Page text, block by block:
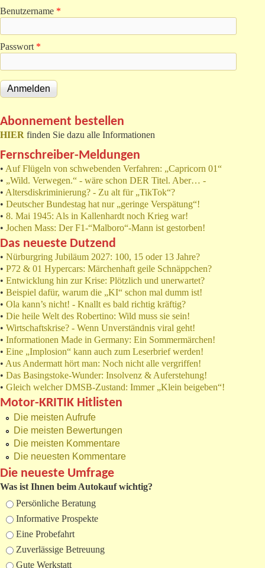
Benutzername *
Passwort *
Abonnement bestellen
HIER finden Sie dazu alle Informationen
Fernschreiber-Meldungen
• Auf Flügeln von schwebenden Verfahren: „Capricorn 01“
• „Wild. Verwegen.“ - wäre schon DER Titel. Aber… -
• Altersdiskriminierung? - Zu alt für „TikTok“?
• Deutscher Bundestag hat nur „geringe Verspätung“!
• 8. Mai 1945: Als in Kallenhardt noch Krieg war!
• Jochen Mass: Der F1-“Malboro“-Mann ist gestorben!
Das neueste Dutzend
• Nürburgring Jubiläum 2027: 100, 15 oder 13 Jahre?
• P72 & 01 Hypercars: Märchenhaft geile Schnäppchen?
• Entwicklung hin zur Krise: Plötzlich und unerwartet?
• Beispiel dafür, warum die „KI“ schon mal dumm ist!
• Ola kann’s nicht! - Knallt es bald richtig kräftig?
• Die heile Welt des Robertino: Wild muss sie sein!
• Wirtschaftskrise? - Wenn Unverständnis viral geht!
• Informationen Made in Germany: Ein Sommermärchen!
• Eine „Implosion“ kann auch zum Leserbrief werden!
• Aus Andermatt hört man: Noch nicht alle vergriffen!
• Das Basingstoke-Wunder: Insolvenz & Auferstehung!
• Gleich welcher DMSB-Zustand: Immer „Klein beigeben“!
Motor-KRITIK Hitlisten
Die meisten Aufrufe
Die meisten Bewertungen
Die meisten Kommentare
Die neuesten Kommentare
Die neueste Umfrage
Was ist Ihnen beim Autokauf wichtig?
Auswahlmöglichkeiten
Persönliche Beratung
Informative Prospekte
Eine Probefahrt
Zuverlässige Betreuung
Gute Werkstatt